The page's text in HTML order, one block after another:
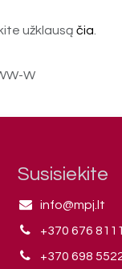
užklausą čia
W
Susisiekite
info@mpj.lt
+370 676
+370 698